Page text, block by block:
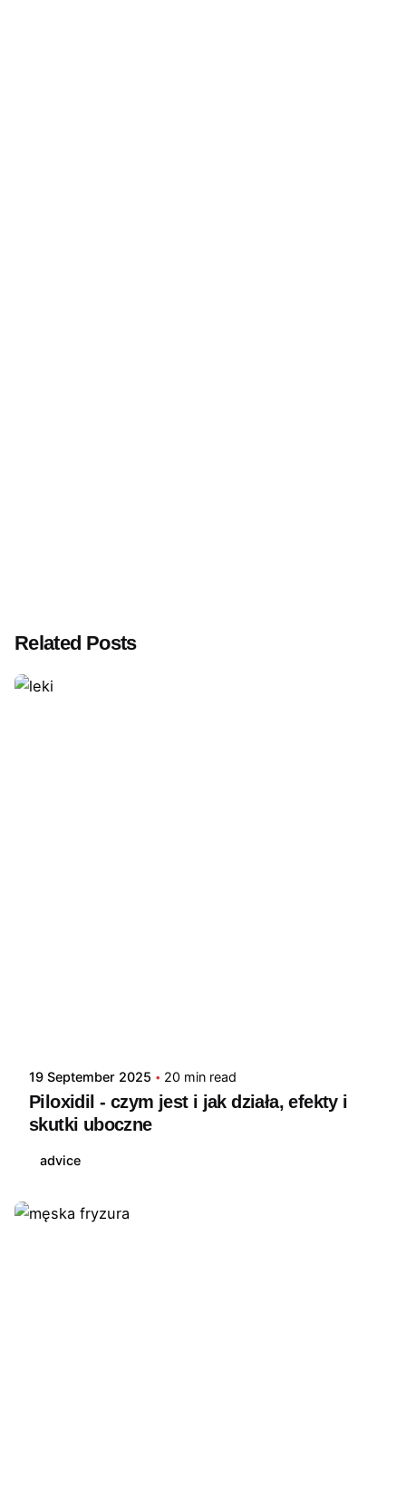
Related Posts
19 September 2025 20 min read
Piloxidil - czym jest i jak działa, efekty i
skutki uboczne
advice